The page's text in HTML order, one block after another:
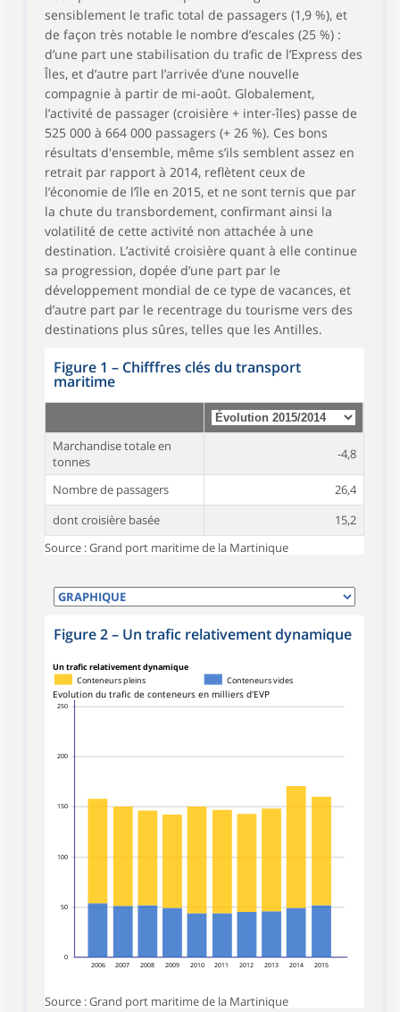
sensiblement le trafic total de passagers (1,9 %), et
de façon très notable le nombre d’escales (25 %) :
d’une part une stabilisation du trafic de l’Express des
Îles, et d’autre part l’arrivée d’une nouvelle
compagnie à partir de mi-août. Globalement,
l’activité de passager (croisière + inter-îles) passe de
525 000 à 664 000 passagers (+ 26 %). Ces bons
résultats d'ensemble, même s’ils semblent assez en
retrait par rapport à 2014, reflètent ceux de
l’économie de l’île en 2015, et ne sont ternis que par
la chute du transbordement, confirmant ainsi la
volatilité de cette activité non attachée à une
destination. L’activité croisière quant à elle continue
sa progression, dopée d’une part par le
développement mondial de ce type de vacances, et
d’autre part par le recentrage du tourisme vers des
destinations plus sûres, telles que les Antilles.
Figure 1 – Chifffres clés du transport
maritime
Marchandise totale en
tonnes
-4,8
Nombre de passagers
26,4
dont croisière basée
15,2
Source : Grand port maritime de la Martinique
Figure 2– Un trafic relativement dynamique
Un trafic relativement dynamique
0
50
100
150
200
250
Evolution du trafic de conteneurs en milliers d'EVP
2006 2007 2008 2009 2010 2011 2012 2013 2014 2015
Conteneurs vides
Conteneurs pleins
Source : Grand port maritime de la Martinique